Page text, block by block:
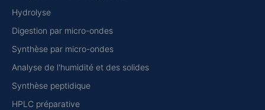
Hydrolyse
Digestion par micro-ondes
Synthèse par micro-ondes
Analyse de l'humidité et des solides
Synthèse peptidique
HPLC préparative